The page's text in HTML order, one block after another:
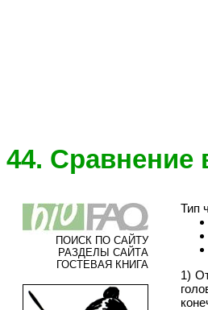
44. Сравнение
ПОИСК ПО САЙТУ
РАЗДЕЛЫ САЙТА
ГОСТЕВАЯ КНИГА
Тип
1)